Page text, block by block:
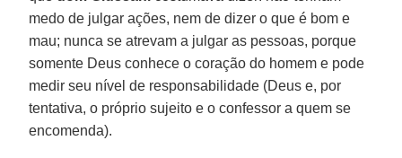
medo de julgar ações, nem de dizer o que é bom e
mau; nunca se atrevam a julgar as pessoas, porque
somente Deus conhece o coração do homem e pode
medir seu nível de responsabilidade (Deus e, por
tentativa, o próprio sujeito e o confessor a quem se
encomenda).